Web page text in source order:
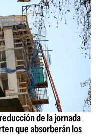
de la jornada
que absorberán los